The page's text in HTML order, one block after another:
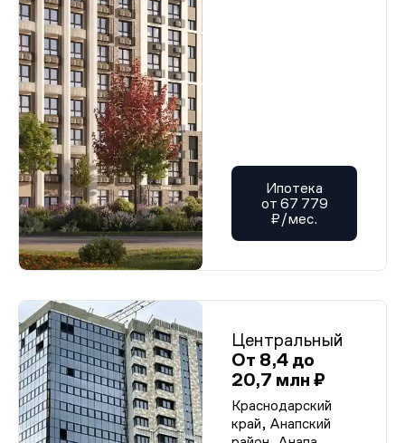
Ипотека
от 67 779
₽/мес.
Центральный
От 8,4 до
20,7 млн ₽
Краснодарский
край, Анапский